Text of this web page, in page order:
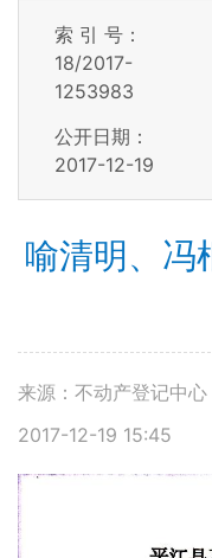
索 引 号：
18/2017-
1253983
公开日期：
2017-12-19
喻清明、冯
来源：不动产登记中心
2017-12-19 15:45